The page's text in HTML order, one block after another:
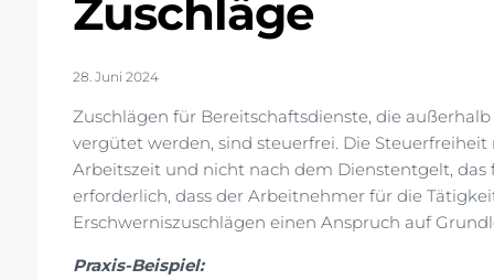
Zuschläge
28. Juni 2024
Zuschlägen für Bereitschaftsdienste, die
vergütet werden, sind steuerfrei. Die
Arbeitszeit und nicht nach dem Dienstentgelt,
erforderlich, dass der Arbeitnehmer für die
Erschwerniszuschlägen einen Anspruch auf
Praxis-Beispiel: